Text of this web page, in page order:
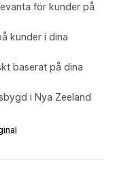
för kunder på
kunder i dina
baserat på dina
i Nya Zeeland